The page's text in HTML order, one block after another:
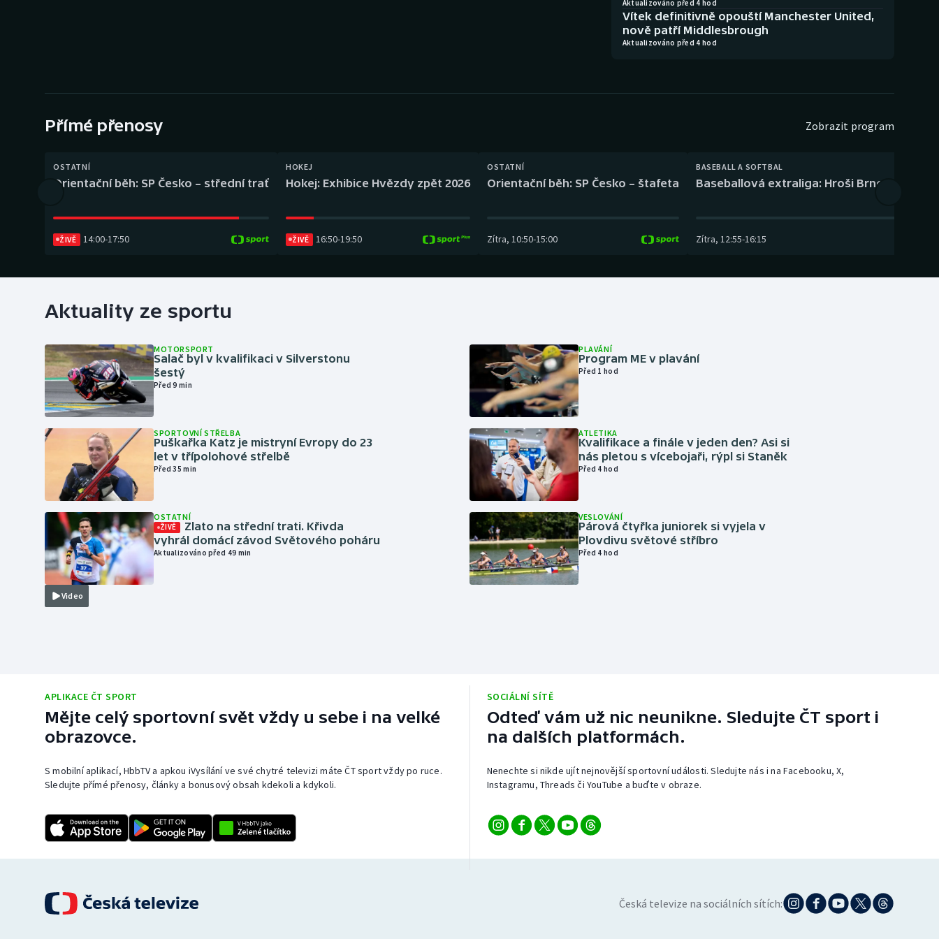
Aktualizováno před 4 hod
Vítek definitivně opouští Manchester United,
nově patří Middlesbrough
Aktualizováno před 4 hod
Přímé přenosy Zobrazit program
OSTATNÍ
Orientační běh: SP Česko – střední trať
ŽIVĚ 14:00-17:50
HOKEJ
Hokej: Exhibice Hvězdy zpět 2026
ŽIVĚ 16:50-19:50
OSTATNÍ
Orientační běh: SP Česko – štafeta
Zítra, 10:50-15:00
BASEBALL A SOFTBAL
Baseballová extraliga: Hroši Brno – Eagles
Zítra, 12:55-16:15
Aktuality ze sportu
MOTORSPORT
Salač byl v kvalifikaci v Silverstonu
šestý
Před 9 min
SPORTOVNÍ STŘELBA
Puškařka Katz je mistryní Evropy do 23
let v třípolohové střelbě
Před 35 min
Video
OSTATNÍ
ŽIVĚ
Zlato na střední trati. Křivda
vyhrál domácí závod Světového poháru
Aktualizováno před 49 min
PLAVÁNÍ
Program ME v plavání
Před 1 hod
ATLETIKA
Kvalifikace a finále v jeden den? Asi si
nás pletou s vícebojaři, rýpl si Staněk
Před 4 hod
VESLOVÁNÍ
Párová čtyřka juniorek si vyjela v
Plovdivu světové stříbro
Před 4 hod
APLIKACE ČT SPORT
Mějte celý sportovní svět vždy u sebe i na velké
obrazovce.
S mobilní aplikací, HbbTV a apkou iVysílání ve své chytré televizi máte ČT sport vždy po ruce.
Sledujte přímé přenosy, články a bonusový obsah kdekoli a kdykoli.
SOCIÁLNÍ SÍTĚ
Odteď vám už nic neunikne. Sledujte ČT sport i
na dalších platformách.
Nenechte si nikde ujít nejnovější sportovní události. Sledujte nás i na Facebooku, X,
Instagramu, Threads či YouTube a buďte v obraze.
Česká televize na sociálních sítích: